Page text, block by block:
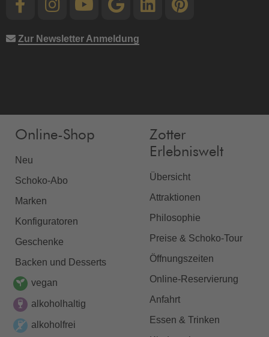
Zur Newsletter Anmeldung
Online-Shop
Neu
Schoko-Abo
Marken
Konfiguratoren
Geschenke
Backen und Desserts
vegan
alkoholhaltig
alkoholfrei
Zotter
Erlebniswelt
Übersicht
Attraktionen
Philosophie
Preise & Schoko-Tour
Öffnungszeiten
Online-Reservierung
Anfahrt
Essen & Trinken